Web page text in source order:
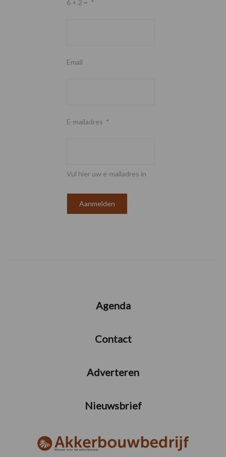
6 + 2 = *
Email
E-mailadres *
Vul hier uw e-mailadres in
Agenda
Contact
Adverteren
Nieuwsbrief